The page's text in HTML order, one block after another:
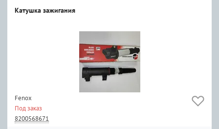
Катушка зажигания
Fenox
Под заказ
8200568671